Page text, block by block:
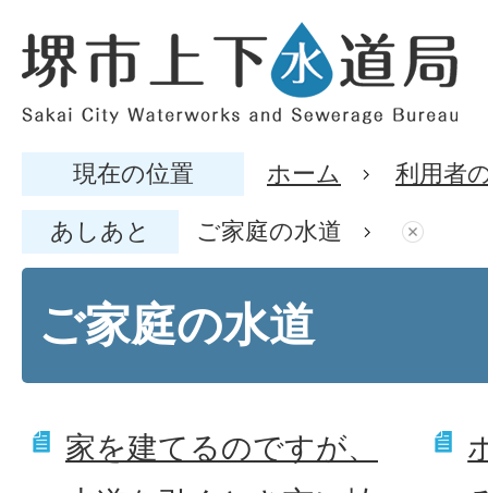
現在の位置 ホーム 利用者
あしあと ご家庭の水道
ご家庭の水道
家を建てるのですが、